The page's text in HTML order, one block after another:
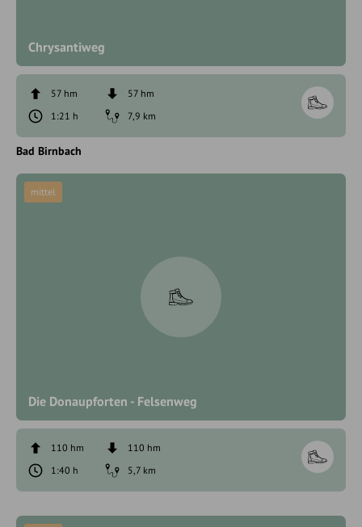
Chrysantiweg
57 hm
57 hm
1:21 h
7,9 km
Bad Birnbach
Die Donaupforten - Felsenweg
mittel
110 hm
110 hm
1:40 h
5,7 km